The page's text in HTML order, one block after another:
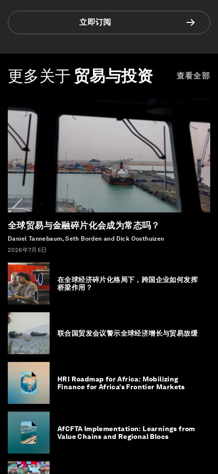
立即订阅
更多关于 贸易与投资 查看全部
全球贸易与金融碎片化会成为常态吗？
Daniel Tannebaum, Seth Borden and Dick Oosthuizen
2026年7月5日
在全球经济碎片化格局下，跨国企业如何发挥
桥梁作用？
联合国贸发会议警示全球经济增长与贸易放缓
HRI Roadmap for Africa: Mobilizing
Finance for Africa’s Frontier Markets
AfCFTA Implementation: Learnings from
Value Chains and Regional Blocs